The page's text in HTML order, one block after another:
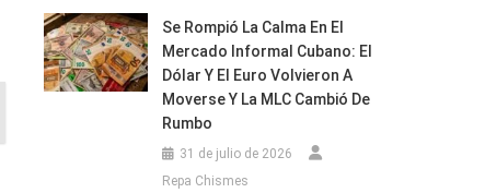
Se Rompió La Calma En El
Mercado Informal Cubano: El
Dólar Y El Euro Volvieron A
Moverse Y La MLC Cambió De
Rumbo
31 de julio de 2026
Repa Chismes